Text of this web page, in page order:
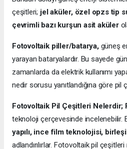
çeşitleri; jel aküler, özel opzs tip
çevrimli bazı kurşun asit aküler
Fotovoltaik piller/batarya,güneş
yarayan bataryalardır. Bu sayede
zamanlarda da elektrik kullanımı
nedir sorusu yanıtlandığına göre
Fotovoltaik Pil Çeşitleri Nelerdir;
teknoloji çerçevesinde incelenebilir.
yapılı, ince film teknolojisi,
adlandırılırlar. Fotovoltaik pil